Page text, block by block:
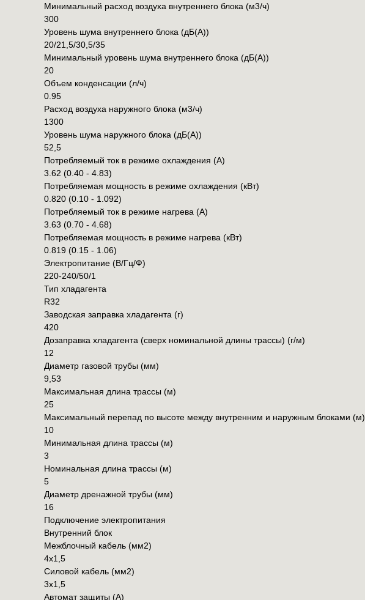
Минимальный расход воздуха внутреннего блока (м3/ч)
300
Уровень шума внутреннего блока (дБ(А))
20/21,5/30,5/35
Минимальный уровень шума внутреннего блока (дБ(А))
20
Объем конденсации (л/ч)
0.95
Расход воздуха наружного блока (м3/ч)
1300
Уровень шума наружного блока (дБ(А))
52,5
Потребляемый ток в режиме охлаждения (А)
3.62 (0.40 - 4.83)
Потребляемая мощность в режиме охлаждения (кВт)
0.820 (0.10 - 1.092)
Потребляемый ток в режиме нагрева (А)
3.63 (0.70 - 4.68)
Потребляемая мощность в режиме нагрева (кВт)
0.819 (0.15 - 1.06)
Электропитание (В/Гц/Ф)
220-240/50/1
Тип хладагента
R32
Заводская заправка хладагента (г)
420
Дозаправка хладагента (сверх номинальной длины трассы) (г/м)
12
Диаметр газовой трубы (мм)
9,53
Максимальная длина трассы (м)
25
Максимальный перепад по высоте между внутренним и наружным блоками (м)
10
Минимальная длина трассы (м)
3
Номинальная длина трассы (м)
5
Диаметр дренажной трубы (мм)
16
Подключение электропитания
Внутренний блок
Межблочный кабель (мм2)
4x1,5
Силовой кабель (мм2)
3x1,5
Автомат защиты (А)